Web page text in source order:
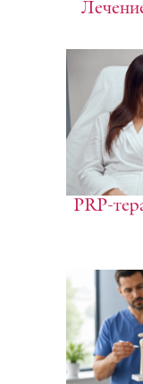
PRP-